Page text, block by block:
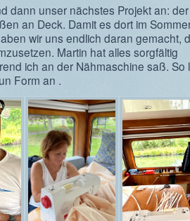
dann unser nächstes Projekt an: der
an Deck. Damit es dort im
wir uns endlich daran gemacht,
Martin hat alles sorgfältig
ich an der Nähmaschine saß. So
Form an .